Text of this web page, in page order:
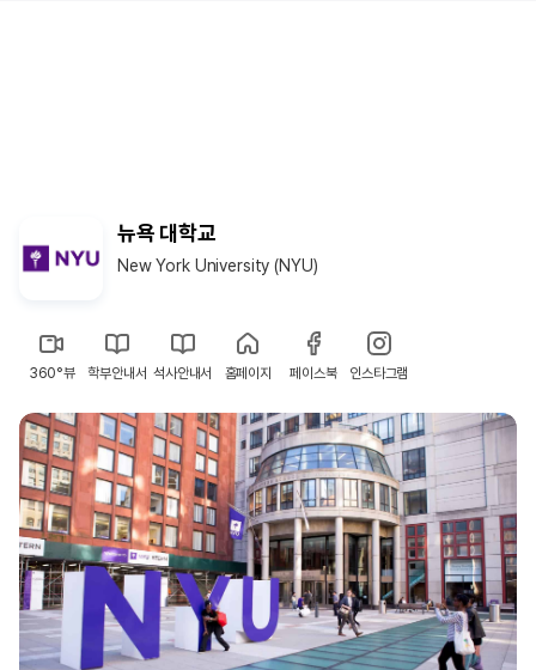
뉴욕 대학교
New York University (NYU)
360°뷰 학부안내서 석사안내서 홈페이지 페이스북 인스타그램